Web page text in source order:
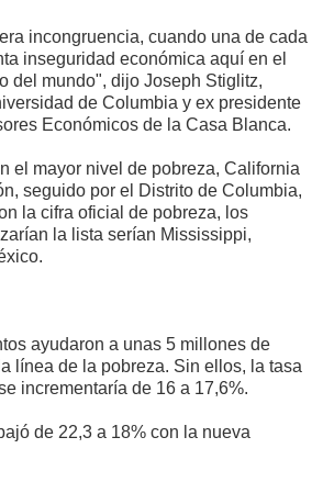
incongruencia, cuando una de cada
inseguridad económica aquí en el
del mundo", dijo Joseph Stiglitz,
de Columbia y ex presidente
Económicos de la Casa Blanca.
el mayor nivel de pobreza, California
seguido por el Distrito de Columbia,
la cifra oficial de pobreza, los
la lista serían Mississippi,
ayudaron a unas 5 millones de
línea de la pobreza. Sin ellos, la tasa
incrementaría de 16 a 17,6%.
de 22,3 a 18% con la nueva